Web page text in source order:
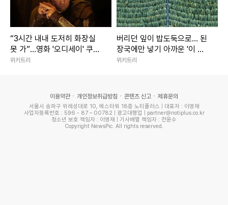
“3시간 내내 도저히 화장실
못 가”…영화 '오디세이' 쿠키
영상·평점·논란 총정리
위키트리
버리던 잎이 밥도둑으로… 된
장국에만 넣기 아까운 '이 나
물'
위키트리
이용약관 개인정보취급방침 콘텐츠 신고 제휴문의
서울시 송파구 위례성대로 10, 에스타워 18층 노티플러스 | 대표자 : 이영재
사업자등록번호 : 596 - 87 – 00782 | 광고대행업 | partner@notiplus.co.kr
청소년 보호 책임자 : 이영재 | 기사배열 책임자 : 전윤수
Copyright NewsPic. All rights reserved.